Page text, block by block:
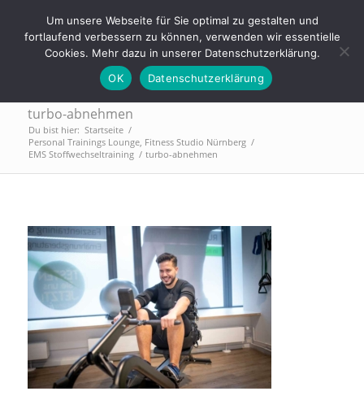
Tel.: 0911 - 2171 4565 | info@trainings-lounge.de
turbo-abnehmen
Du bist hier: Startseite /
Personal Trainings Lounge, Fitness Studio Nürnberg /
EMS Stoffwechseltraining / turbo-abnehmen
Um unsere Webseite für Sie optimal zu gestalten und
fortlaufend verbessern zu können, verwenden wir essentielle
Cookies. Mehr dazu in unserer Datenschutzerklärung.
OK
Datenschutzerklärung